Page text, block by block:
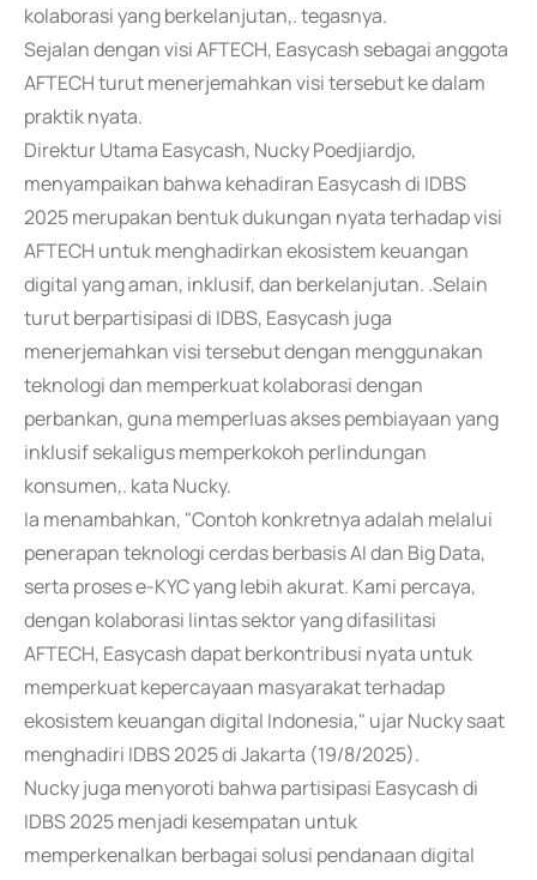
kolaborasi yang berkelanjutan,. tegasnya.
Sejalan dengan visi AFTECH, Easycash sebagai anggota
AFTECH turut menerjemahkan visi tersebut ke dalam
praktik nyata.
Direktur Utama Easycash, Nucky Poedjiardjo,
menyampaikan bahwa kehadiran Easycash di IDBS
2025 merupakan bentuk dukungan nyata terhadap visi
AFTECH untuk menghadirkan ekosistem keuangan
digital yang aman, inklusif, dan berkelanjutan. .Selain
turut berpartisipasi di IDBS, Easycash juga
menerjemahkan visi tersebut dengan menggunakan
teknologi dan memperkuat kolaborasi dengan
perbankan, guna memperluas akses pembiayaan yang
inklusif sekaligus memperkokoh perlindungan
konsumen,. kata Nucky.
Ia menambahkan, "Contoh konkretnya adalah melalui
penerapan teknologi cerdas berbasis AI dan Big Data,
serta proses e-KYC yang lebih akurat. Kami percaya,
dengan kolaborasi lintas sektor yang difasilitasi
AFTECH, Easycash dapat berkontribusi nyata untuk
memperkuat kepercayaan masyarakat terhadap
ekosistem keuangan digital Indonesia," ujar Nucky saat
menghadiri IDBS 2025 di Jakarta (19/8/2025).
Nucky juga menyoroti bahwa partisipasi Easycash di
IDBS 2025 menjadi kesempatan untuk
memperkenalkan berbagai solusi pendanaan digital